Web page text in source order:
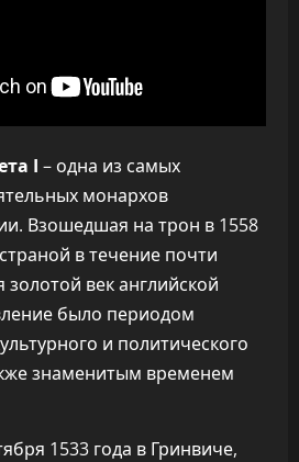
I – одна из самых
монархов
Взошедшая на трон в 1558
в течение почти
золотой век английской
было периодом
и политического
знаменитым временем
1533 года в Гринвиче,